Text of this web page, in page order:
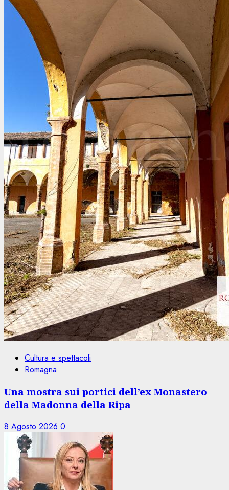
Cultura e spettacoli
Romagna
Una mostra sui portici dell’ex Monastero
della Madonna della Ripa
8 Agosto 2026 0